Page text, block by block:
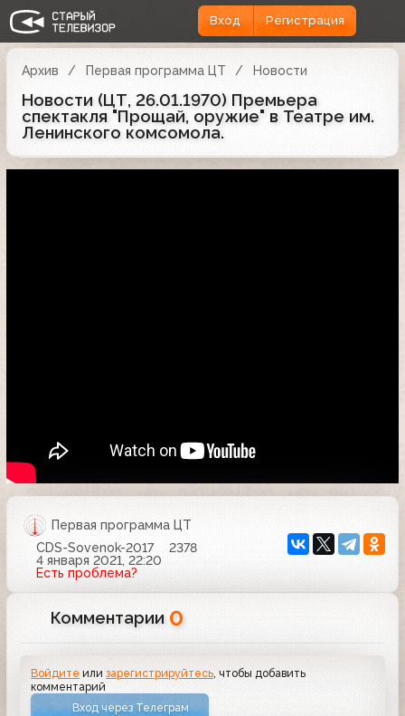
Вход Регистрация
Архив Первая программа ЦТ Новости
Новости (ЦТ, 26.01.1970) Премьера
спектакля "Прощай, оружие" в Театре им.
Ленинского комсомола.
Первая программа ЦТ
CDS-Sovenok-2017
2378
4 января 2021, 22:20
Есть проблема?
Комментарии 0
Войдите илизарегистрируйтесь , чтобы добавить
комментарий
Вход через Телеграм